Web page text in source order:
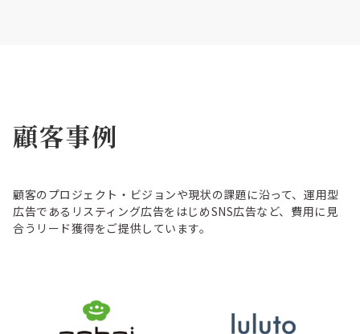
顧客事例
顧客のプロジェクト・ビジョンや現状の課題に沿って、運用型
広告であるリスティング広告をはじめSNS広告など、費用に見
合うリード獲得をご提供しています。